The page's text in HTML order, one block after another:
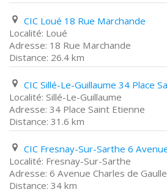
CIC Loué 18 Rue Marchande
Loué
18 Rue Marchande
26.4 km
Sillé-Le-Guillaume
34 Place Saint Etienne
31.6 km
Fresnay-Sur-Sarthe
6 Avenue Charles de Gaulle
34 km